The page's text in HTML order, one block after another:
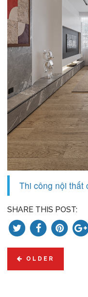
Thi công nội thất
SHARE THIS POST:
OLDER